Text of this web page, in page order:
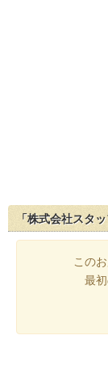
「株式会社スタ
この
最